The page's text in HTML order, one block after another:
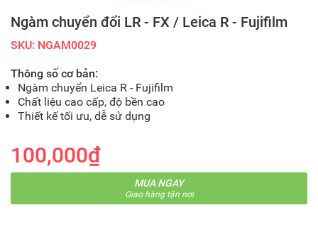
Ngàm chuyển đổi LR - FX / Leica R - Fujifilm
SKU: NGAM0029
Thông số cơ bản:
Ngàm chuyển Leica R - Fujifilm
Chất liệu cao cấp, độ bền cao
Thiết kế tối ưu, dễ sử dụng
100,000₫
MUA NGAY
Giao hàng tận nơi